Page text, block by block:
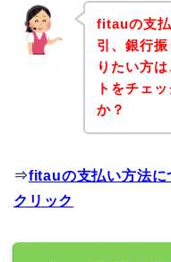
fitauの支
引、銀行
りたい方
トをチェ
か？
⇒fitauの支払い方法に
クリック